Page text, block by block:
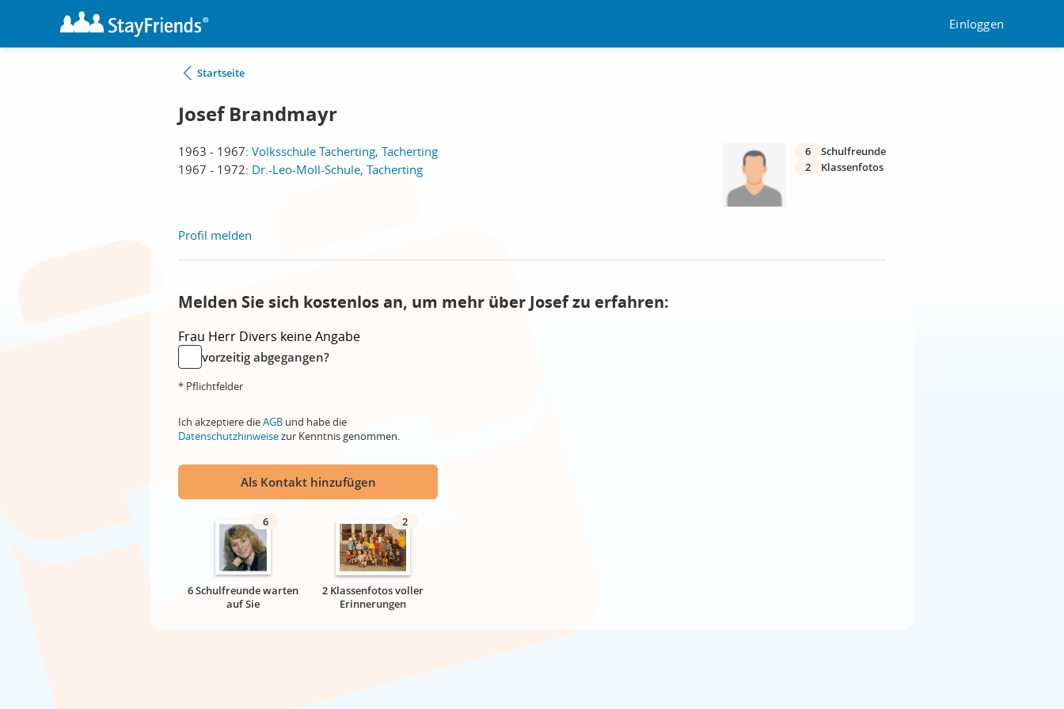
Einloggen
Startseite
Josef Brandmayr
1963 - 1967: Volksschule Tacherting, Tacherting
1967 - 1972: Dr.-Leo-Moll-Schule, Tacherting
6
Schulfreunde
2
Klassenfotos
Profil melden
Melden Sie sich kostenlos an, um mehr über Josef zu erfahren:
Frau Herr Divers keine Angabe
vorzeitig abgegangen?
* Pflichtfelder
Ich akzeptiere dieAGB und habe die
Datenschutzhinweisezur Kenntnis genommen.
Als Kontakt hinzufügen
6
6 Schulfreunde warten
auf Sie
2
2 Klassenfotos voller
Erinnerungen